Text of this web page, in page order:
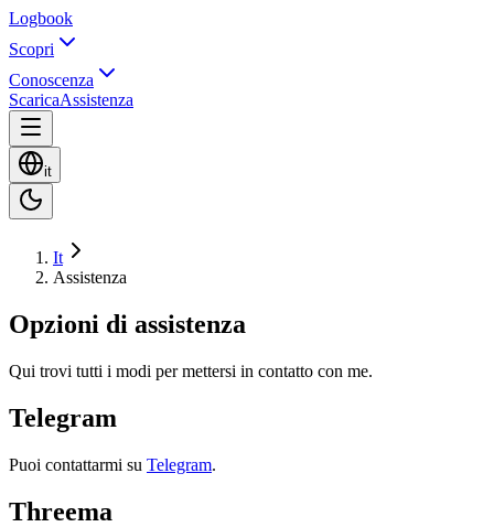
Logbook
Scopri
Conoscenza
ScaricaAssistenza
it
It
Assistenza
Opzioni di assistenza
Qui trovi tutti i modi per mettersi in contatto con me.
Telegram
Puoi contattarmi su Telegram.
Threema